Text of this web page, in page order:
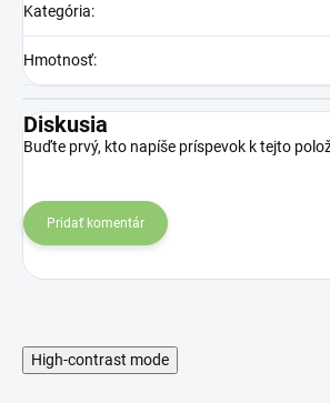
Kategória:
Hmotnosť:
Diskusia
Buďte prvý, kto napíše príspevok k tejto
Pridať komentár
High-contrast mode